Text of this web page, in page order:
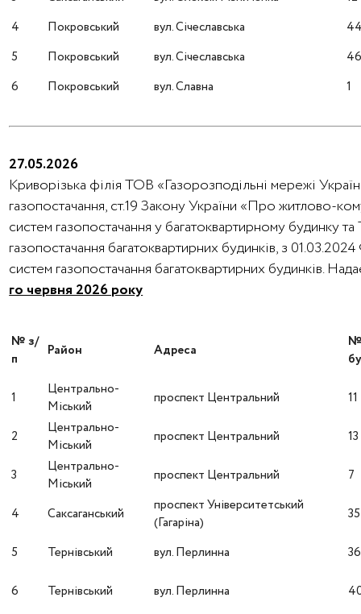
4
Покровський вул. Січеславська
5
Покровський вул. Січеславська
6
Покровський вул. Славна 1
27.05.2026
Криворізька філія ТОВ «Газорозподільні мережі
газопостачання, ст.19 Закону України «Про житлово-
систем газопостачання у багатоквартирному будинку
газопостачання багатоквартирних будинків, з
систем газопостачання багатоквартирних будинків.
го червня 2026 року
№ з/
п
Район Адреса
1
Центрально-
Міський
проспект Центральний 11
2
Центрально-
Міський
проспект Центральний 13
3
Центрально-
Міський
проспект Центральний 7
4 Саксаганський
проспект Університетський
(Гагаріна)
35
5 Тернівський вул. Перлинна 36
6 Тернівський вул. Перлинна